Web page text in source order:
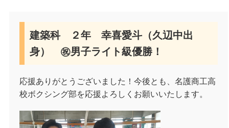
建築科 ２年 幸喜愛斗（久辺中出
身） ㊗男子ライト級優勝！
応援ありがとうございました！今後とも、名護商工高
校ボクシング部を応援よろしくお願いいたします。